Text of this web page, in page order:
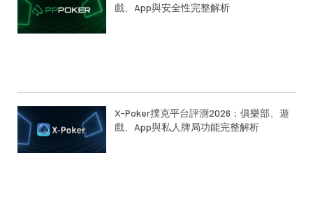
戲、App與安全性完整解析
X-Poker撲克平台評測2026：俱樂部、遊
戲、App與私人牌局功能完整解析